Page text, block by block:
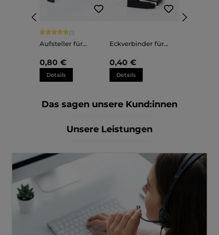
Durchschnittliche Bewertung von 5 von 5 Sternen
(1)
Aufsteller für
Sara
0,80 €
Details
Eckverbinder für
Sara
0,40 €
Details
Das sagen unsere Kund:innen
Unsere Leistungen